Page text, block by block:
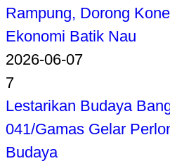
Rampung, Dorong
Ekonomi Batik Nau
2026-06-07
7
Lestarikan Budaya
041/Gamas Gelar
Budaya